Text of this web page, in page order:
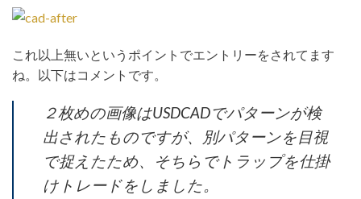
これ以上無いというポイントでエントリーをされてます
ね。以下はコメントです。
２枚めの画像はUSDCADでパターンが検
出されたものですが、別パターンを目視
で捉えたため、そちらでトラップを仕掛
けトレードをしました。